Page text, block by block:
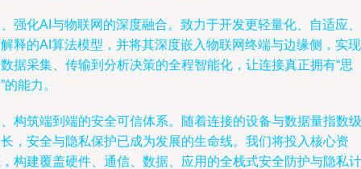
强化AI与物联网的深度融合。致力于开发更轻量化、自适应、
释的AI算法模型，并将其深度嵌入物联网终端与边缘侧，实现
据采集、传输到分析决策的全程智能化，让连接真正拥有“思
的能力。
构筑端到端的安全可信体系。随着连接的设备与数据量指数级
，安全与隐私保护已成为发展的生命线。我们将投入核心资
构建覆盖硬件、通信、数据、应用的全栈式安全防护与隐私计